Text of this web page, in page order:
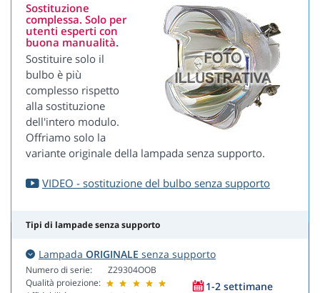
Sostituzione
complessa. Solo per
utenti esperti con
buona manualità.
Sostituire solo il
bulbo è più
complesso rispetto
alla sostituzione
dell'intero modulo.
Offriamo solo la
variante originale della lampada senza supporto.
VIDEO - sostituzione del bulbo senza supporto
Tipi di lampade senza supporto
Lampada ORIGINALE senza supporto
Numero di serie:
Qualità proiezione:
Z29304OOB
1-2 settimane